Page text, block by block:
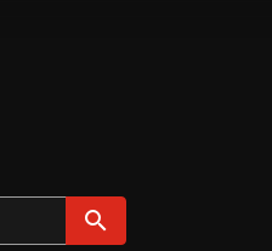
Wyszukaj